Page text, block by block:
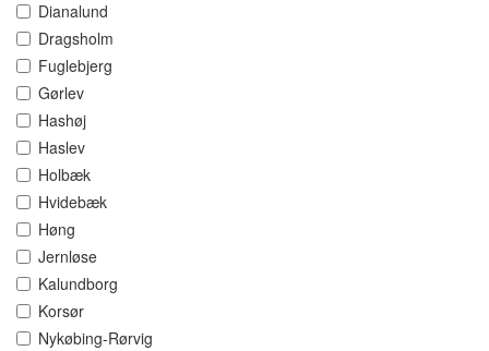
Dianalund
Dragsholm
Fuglebjerg
Gørlev
Hashøj
Haslev
Holbæk
Hvidebæk
Høng
Jernløse
Kalundborg
Korsør
Nykøbing-Rørvig